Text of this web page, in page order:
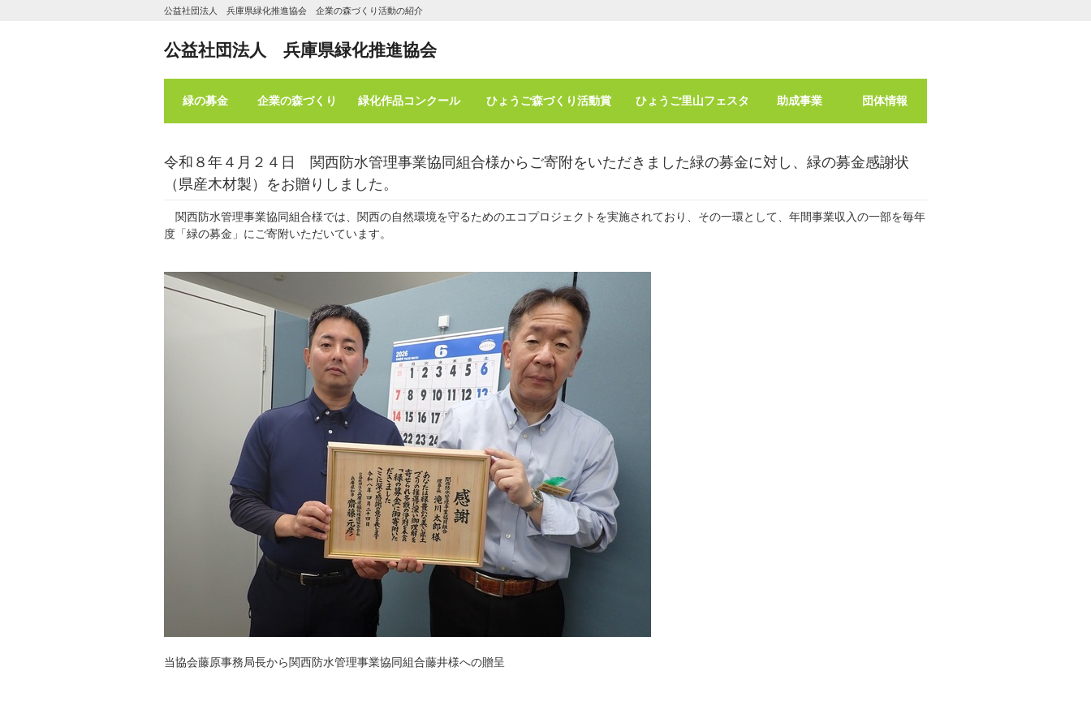
公益社団法人 兵庫県緑化推進協会 企業の森づくり活動の紹介
公益社団法人 兵庫県緑化推進協会
緑の募金 企業の森づくり 緑化作品コンクール ひょうご森づくり活動賞 ひょうご里山フェスタ 助成事業 団体情報
令和８年４月２４日 関西防水管理事業協同組合様からご寄附をいただきました緑の募金に対し、緑の募金感謝状
（県産木材製）をお贈りしました。
関西防水管理事業協同組合様では、関西の自然環境を守るためのエコプロジェクトを実施されており、その一環として、年間事業収入の一部を毎年
度「緑の募金」にご寄附いただいています。
当協会藤原事務局長から関西防水管理事業協同組合藤井様への贈呈